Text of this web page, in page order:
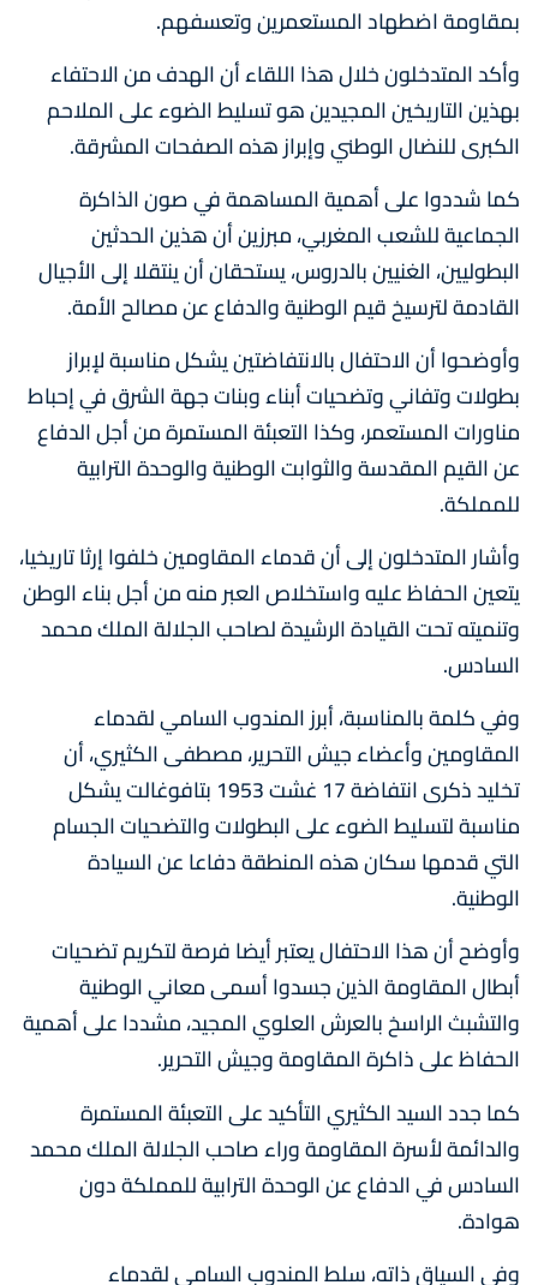
بمقاومة اضطهاد المستعمرين وتعسفهم.
وأكد المتدخلون خلال هذا اللقاء أن الهدف من الاحتفاء
بهذين التاريخين المجيدين هو تسليط الضوء على الملاحم
الكبرى للنضال الوطني وإبراز هذه الصفحات المشرقة.
كما شددوا على أهمية المساهمة في صون الذاكرة
الجماعية للشعب المغربي، مبرزين أن هذين الحدثين
البطوليين، الغنيين بالدروس، يستحقان أن ينتقلا إلى الأجيال
القادمة لترسيخ قيم الوطنية والدفاع عن مصالح الأمة.
وأوضحوا أن الاحتفال بالانتفاضتين يشكل مناسبة لإبراز
بطولات وتفاني وتضحيات أبناء وبنات جهة الشرق في إحباط
مناورات المستعمر، وكذا التعبئة المستمرة من أجل الدفاع
عن القيم المقدسة والثوابت الوطنية والوحدة الترابية
للمملكة.
وأشار المتدخلون إلى أن قدماء المقاومين خلفوا إرثا تاريخيا،
يتعين الحفاظ عليه واستخلاص العبر منه من أجل بناء الوطن
وتنميته تحت القيادة الرشيدة لصاحب الجلالة الملك محمد
السادس.
وفي كلمة بالمناسبة، أبرز المندوب السامي لقدماء
المقاومين وأعضاء جيش التحرير، مصطفى الكثيري، أن
تخليد ذكرى انتفاضة 17 غشت 1953 بتافوغالت يشكل
مناسبة لتسليط الضوء على البطولات والتضحيات الجسام
التي قدمها سكان هذه المنطقة دفاعا عن السيادة
الوطنية.
وأوضح أن هذا الاحتفال يعتبر أيضا فرصة لتكريم تضحيات
أبطال المقاومة الذين جسدوا أسمى معاني الوطنية
والتشبث الراسخ بالعرش العلوي المجيد، مشددا على أهمية
الحفاظ على ذاكرة المقاومة وجيش التحرير.
كما جدد السيد الكثيري التأكيد على التعبئة المستمرة
والدائمة لأسرة المقاومة وراء صاحب الجلالة الملك محمد
السادس في الدفاع عن الوحدة الترابية للمملكة دون
هوادة.
وفي السياق ذاته، سلط المندوب السامي لقدماء